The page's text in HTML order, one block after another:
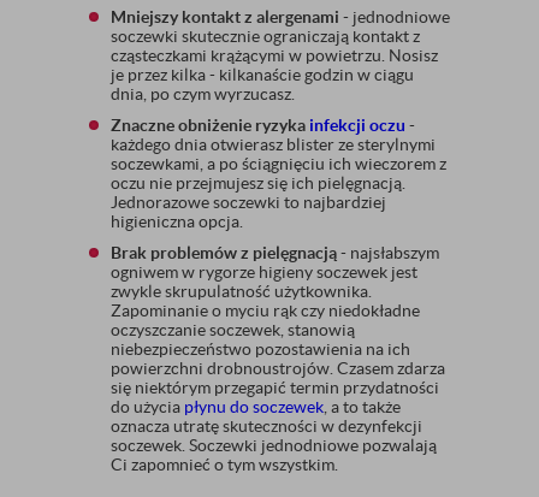
Mniejszy kontakt z alergenami - jednodniowe
soczewki skutecznie ograniczają kontakt z
cząsteczkami krążącymi w powietrzu. Nosisz
je przez kilka - kilkanaście godzin w ciągu
dnia, po czym wyrzucasz.
Znaczne obniżenie ryzyka infekcji oczu -
każdego dnia otwierasz blister ze sterylnymi
soczewkami, a po ściągnięciu ich wieczorem z
oczu nie przejmujesz się ich pielęgnacją.
Jednorazowe soczewki to najbardziej
higieniczna opcja.
Brak problemów z pielęgnacją- najsłabszym
ogniwem w rygorze higieny soczewek jest
zwykle skrupulatność użytkownika.
Zapominanie o myciu rąk czy niedokładne
oczyszczanie soczewek, stanowią
niebezpieczeństwo pozostawienia na ich
powierzchni drobnoustrojów. Czasem zdarza
się niektórym przegapić termin przydatności
do użycia płynu do soczewek , a to także
oznacza utratę skuteczności w dezynfekcji
soczewek. Soczewki jednodniowe pozwalają
Ci zapomnieć o tym wszystkim.